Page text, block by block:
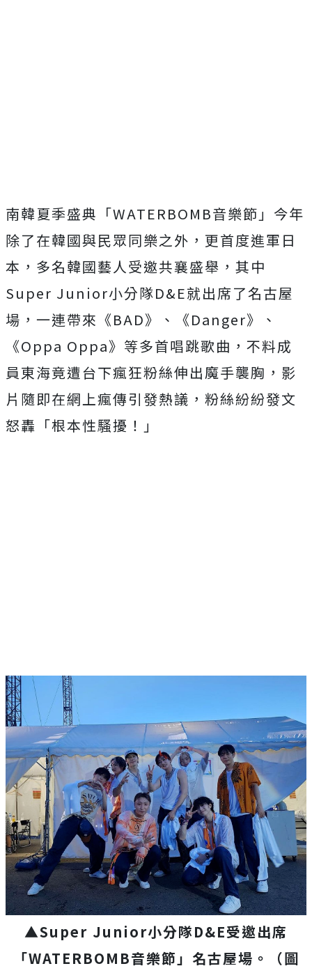
南韓夏季盛典「WATERBOMB音樂節」今年
除了在韓國與民眾同樂之外，更首度進軍日
本，多名韓國藝人受邀共襄盛舉，其中
Super Junior小分隊D&E就出席了名古屋
場，一連帶來《BAD》、《Danger》、
《Oppa Oppa》等多首唱跳歌曲，不料成
員東海竟遭台下瘋狂粉絲伸出魔手襲胸，影
片隨即在網上瘋傳引發熱議，粉絲紛紛發文
怒轟「根本性騷擾！」
▲Super Junior小分隊D&E受邀出席
「WATERBOMB音樂節」名古屋場。（圖